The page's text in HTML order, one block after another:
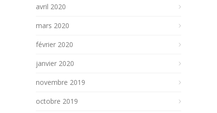
avril 2020
mars 2020
février 2020
janvier 2020
novembre 2019
octobre 2019